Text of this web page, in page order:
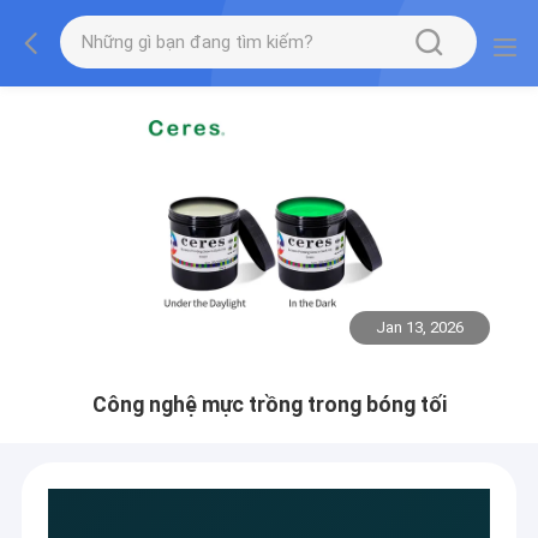
Jan 13, 2026
Công nghệ mực trồng trong bóng tối